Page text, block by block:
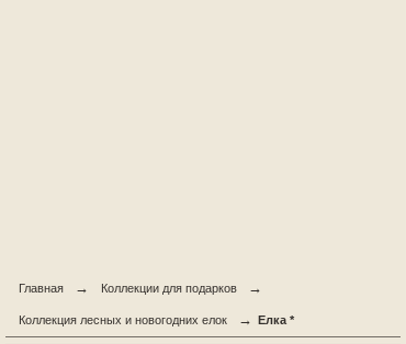
Главная → Коллекции для подарков →
Коллекция лесных и новогодних елок → Елка *